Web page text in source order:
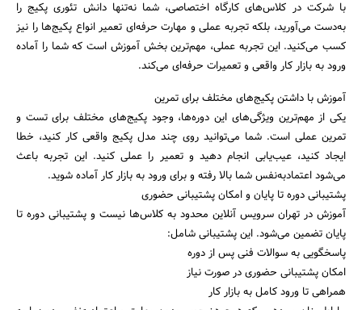
با شرکت در کلاس‌های کارگاه اختصاصی، شما نه‌تنها دانش تئوری پکیج را
به‌دست می‌آورید، بلکه تجربه عملی و مهارت حرفه‌ای تعمیر انواع پکیج‌ها را نیز
کسب می‌کنید. این تجربه عملی، مهم‌ترین بخش آموزش است که شما را آماده
ورود به بازار کار واقعی و تعمیرات حرفه‌ای می‌کند.
آموزش با داشتن پکیج‌های مختلف برای تمرین
یکی از مهم‌ترین ویژگی‌های این دوره‌ها، وجود پکیج‌های مختلف برای تست و
تمرین عملی است. شما می‌توانید روی چند مدل پکیج واقعی کار کنید، خطا
ایجاد کنید، عیب‌یابی انجام دهید و تعمیر را عملی کنید. این تجربه باعث
می‌شود اعتمادبه‌نفس شما بالا رفته و برای ورود به بازار کار آماده شوید.
پشتیبانی دوره تا پایان و امکان پشتیبانی حضوری
آموزش در تهران سرویس آنلاین محدود به کلاس‌ها نیست و پشتیبانی دوره تا
پایان تضمین می‌شود. این پشتیبانی شامل:
پاسخگویی به سوالات فنی پس از دوره
امکان پشتیبانی حضوری در صورت نیاز
همراهی تا ورود کامل به بازار کار